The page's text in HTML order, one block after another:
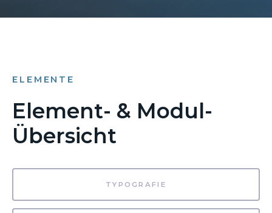
ELEMENTE
Element- & Modul-
Übersicht
TYPOGRAFIE